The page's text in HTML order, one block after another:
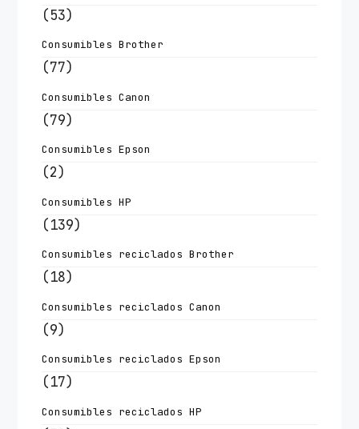
(53)
Consumibles Brother
(77)
Consumibles Canon
(79)
Consumibles Epson
(2)
Consumibles HP
(139)
Consumibles reciclados Brother
(18)
Consumibles reciclados Canon
(9)
Consumibles reciclados Epson
(17)
Consumibles reciclados HP